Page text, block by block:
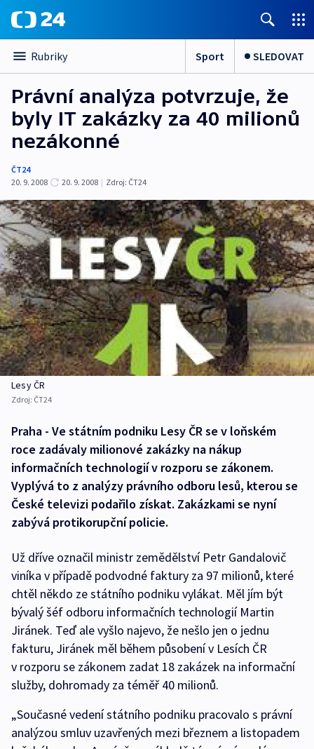
Rubriky Sport SLEDOVAT
Právní analýza potvrzuje, že
byly IT zakázky za 40 milionů
nezákonné
ČT24
20. 9. 2008
20. 9. 2008 | Zdroj: ČT24
Lesy ČR
Zdroj: ČT24
Praha - Ve státním podniku Lesy ČR se v loňském
roce zadávaly milionové zakázky na nákup
informačních technologií v rozporu se zákonem.
Vyplývá to z analýzy právního odboru lesů, kterou se
České televizi podařilo získat. Zakázkami se nyní
zabývá protikorupční policie.
Už dříve označil ministr zemědělství Petr Gandalovič
viníka v případě podvodné faktury za 97 milionů, které
chtěl někdo ze státního podniku vylákat. Měl jím být
bývalý šéf odboru informačních technologií Martin
Jiránek. Teď ale vyšlo najevo, že nešlo jen o jednu
fakturu, Jiránek měl během působení v Lesích ČR
v rozporu se zákonem zadat 18 zakázek na informační
služby, dohromady za téměř 40 milionů.
„Současné vedení státního podniku pracovalo s právní
analýzou smluv uzavřených mezi březnem a listopadem